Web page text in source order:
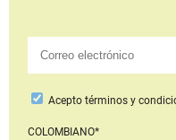
Aceptotérminos y
COLOMBIANO*